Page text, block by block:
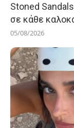
Stoned
σε κάθε
05/08/2026